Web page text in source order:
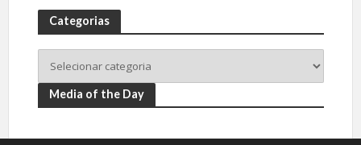
Categorias
Media of the Day